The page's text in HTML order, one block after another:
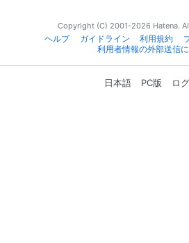
Copyright (C) 2001-2026 Hatena.
ヘルプ
ガイドライン 利用規約
利用者情報の外部送信
日本語 PC版 ロ